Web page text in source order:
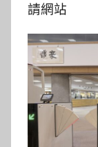
請網站